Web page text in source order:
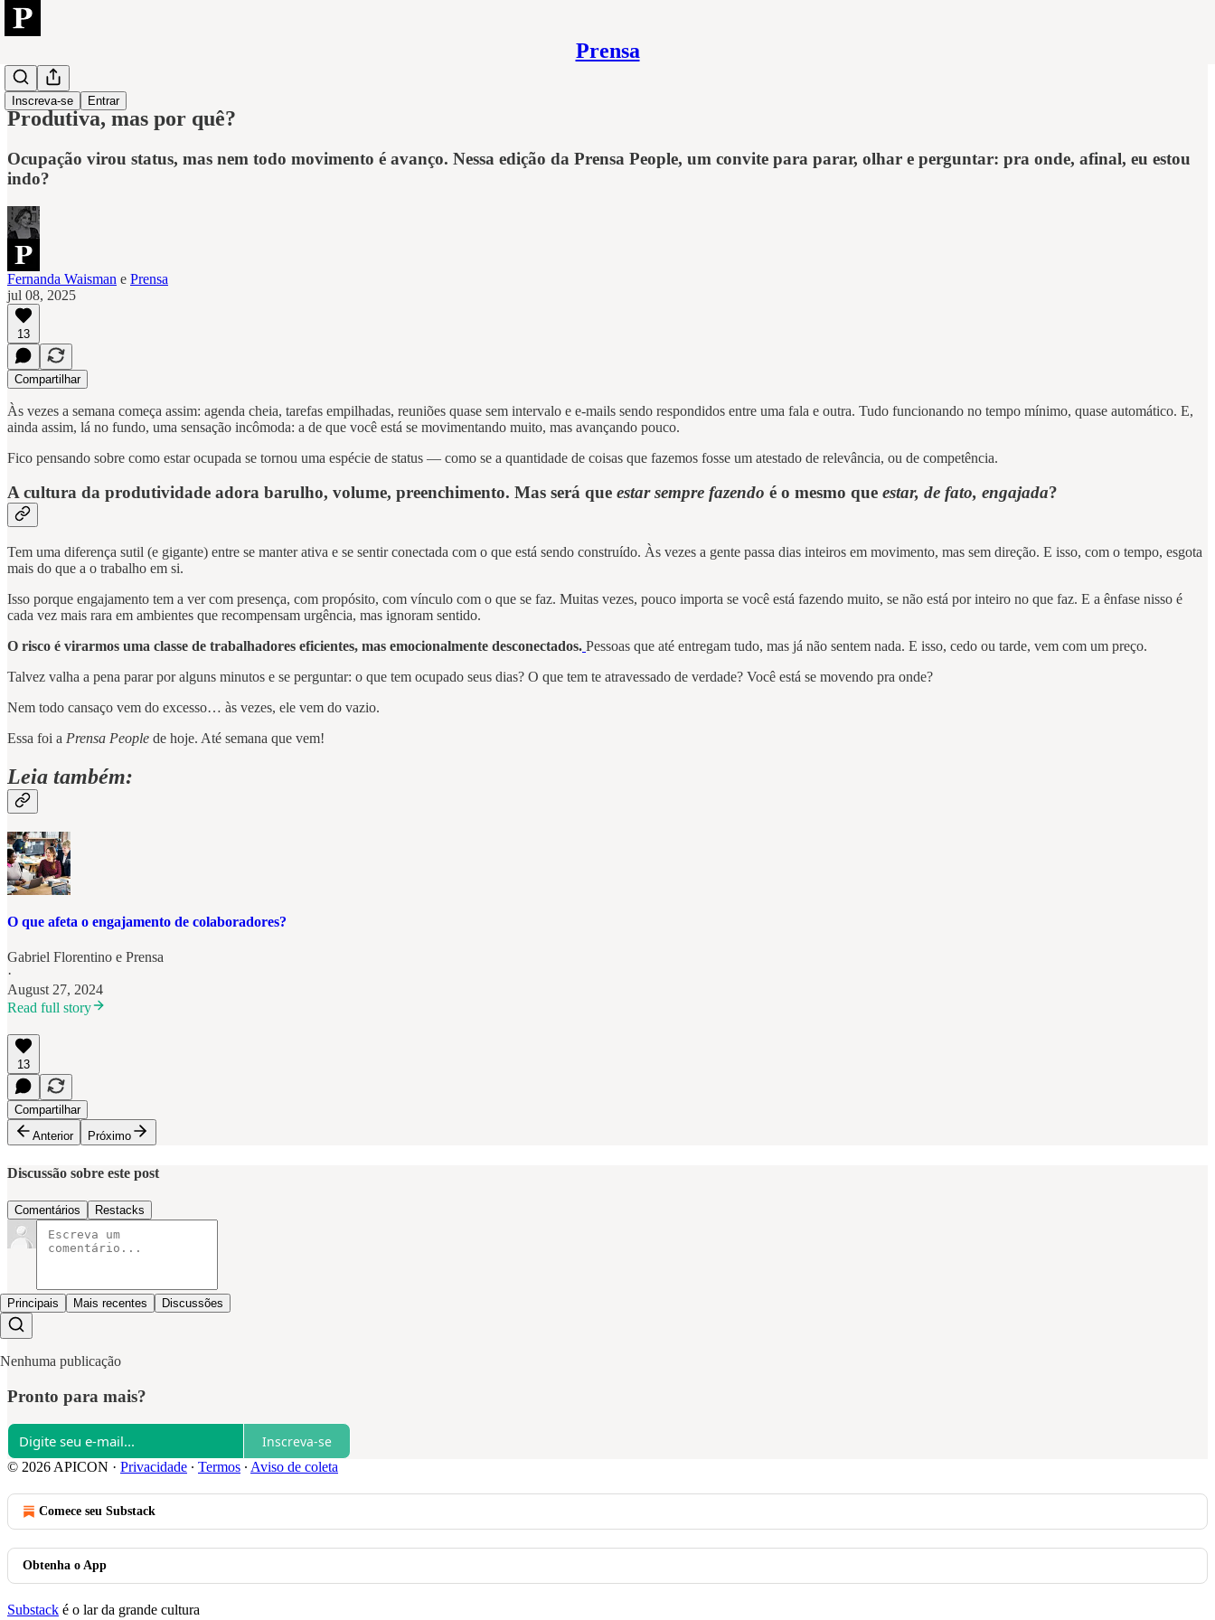
Prensa
Inscreva-se Entrar
People
Produtiva, mas por quê?
Ocupação virou status, mas nem todo movimento é avanço. Nessa edição da Prensa People, um convite para parar, olhar e perguntar: pra onde, afinal, eu estou
indo?
Fernanda Waisman e Prensa
jul 08, 2025
13
Compartilhar
Às vezes a semana começa assim: agenda cheia, tarefas empilhadas, reuniões quase sem intervalo e e-mails sendo respondidos entre uma fala e outra. Tudo funcionando no tempo mínimo, quase automático. E,
ainda assim, lá no fundo, uma sensação incômoda: a de que você está se movimentando muito, mas avançando pouco.
Fico pensando sobre como estar ocupada se tornou uma espécie de status — como se a quantidade de coisas que fazemos fosse um atestado de relevância, ou de competência.
A cultura da produtividade adora barulho, volume, preenchimento. Mas será que estar sempre fazendo é o mesmo que estar, de fato, engajada?
Tem uma diferença sutil (e gigante) entre se manter ativa e se sentir conectada com o que está sendo construído. Às vezes a gente passa dias inteiros em movimento, mas sem direção. E isso, com o tempo, esgota
mais do que a o trabalho em si.
Isso porque engajamento tem a ver com presença, com propósito, com vínculo com o que se faz. Muitas vezes, pouco importa se você está fazendo muito, se não está por inteiro no que faz. E a ênfase nisso é
cada vez mais rara em ambientes que recompensam urgência, mas ignoram sentido.
O risco é virarmos uma classe de trabalhadores eficientes, mas emocionalmente desconectados. Pessoas que até entregam tudo, mas já não sentem nada. E isso, cedo ou tarde, vem com um preço.
Talvez valha a pena parar por alguns minutos e se perguntar: o que tem ocupado seus dias? O que tem te atravessado de verdade? Você está se movendo pra onde?
Nem todo cansaço vem do excesso… às vezes, ele vem do vazio.
Essa foi a Prensa People de hoje. Até semana que vem!
Leia também:
O que afeta o engajamento de colaboradores?
Gabriel Florentino e Prensa
·
August 27, 2024
Read full story
13
Compartilhar
Anterior
Próximo
Discussão sobre este post
Comentários Restacks
Principais Mais recentes Discussões
Nenhuma publicação
Pronto para mais?
Inscreva-se
© 2026 APICON · Privacidade ∙ Termos ∙ Aviso de coleta
Comece seu Substack
Obtenha o App
Substack é o lar da grande cultura